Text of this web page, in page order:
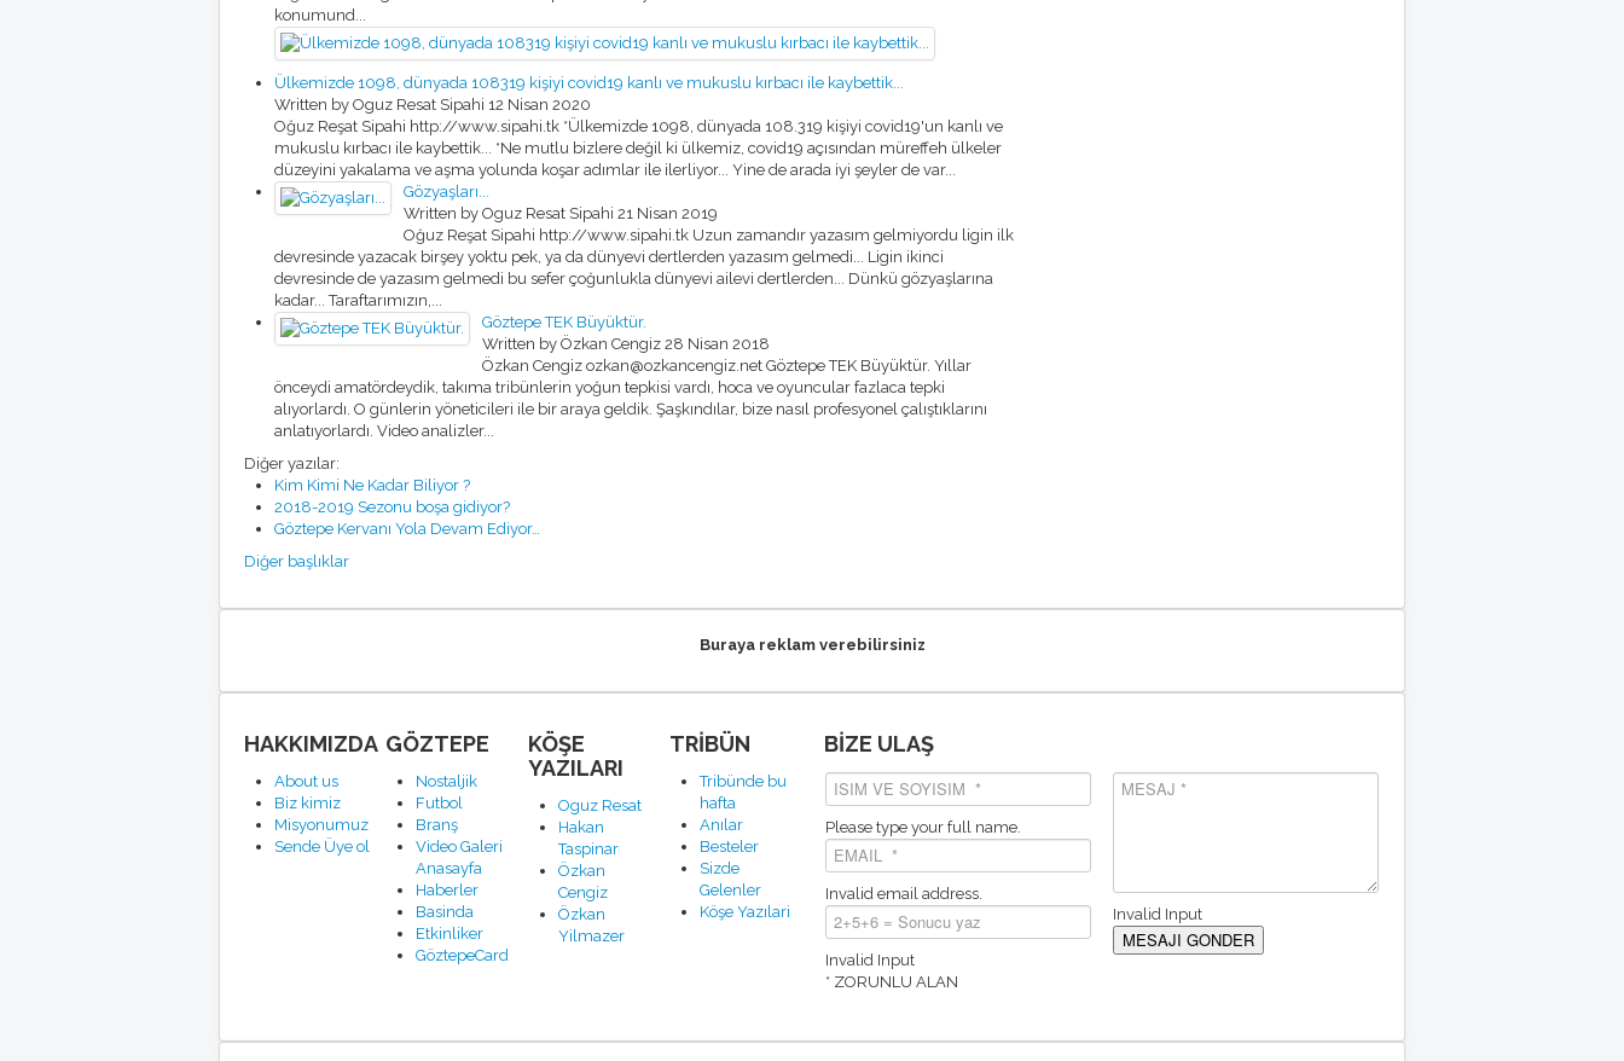
konumund...
Ülkemizde 1098, dünyada 108319 kişiyi covid19 kanlı ve mukuslu kırbacı ile kaybettik...
Written by Oguz Resat Sipahi 12 Nisan 2020
Oğuz Reşat Sipahi http://www.sipahi.tk *Ülkemizde 1098, dünyada 108.319 kişiyi covid19'un kanlı ve
mukuslu kırbacı ile kaybettik... *Ne mutlu bizlere değil ki ülkemiz, covid19 açısından müreffeh ülkeler
düzeyini yakalama ve aşma yolunda koşar adımlar ile ilerliyor... Yine de arada iyi şeyler de var...
Gözyaşları...
Written by Oguz Resat Sipahi 21 Nisan 2019
Oğuz Reşat Sipahi http://www.sipahi.tk Uzun zamandır yazasım gelmiyordu ligin ilk
devresinde yazacak birşey yoktu pek, ya da dünyevi dertlerden yazasım gelmedi... Ligin ikinci
devresinde de yazasım gelmedi bu sefer çoğunlukla dünyevi ailevi dertlerden... Dünkü gözyaşlarına
kadar... Taraftarımızın,...
Göztepe TEK Büyüktür.
Written by Özkan Cengiz 28 Nisan 2018
Özkan Cengiz ozkan@ozkancengiz.net Göztepe TEK Büyüktür. Yıllar
önceydi amatördeydik, takıma tribünlerin yoğun tepkisi vardı, hoca ve oyuncular fazlaca tepki
alıyorlardı. O günlerin yöneticileri ile bir araya geldik. Şaşkındılar, bize nasıl profesyonel çalıştıklarını
anlatıyorlardı. Video analizler...
Diğer yazılar:
Kim Kimi Ne Kadar Biliyor ?
2018-2019 Sezonu boşa gidiyor?
Göztepe Kervanı Yola Devam Ediyor…
Diğer başlıklar
Buraya reklam verebilirsiniz
HAKKIMIZDA
About us
Biz kimiz
Misyonumuz
Sende Üye ol
GÖZTEPE
Nostaljik
Futbol
Branş
Video Galeri
Anasayfa
Haberler
Basinda
Etkinliker
GöztepeCard
KÖŞE
YAZILARI
Oguz Resat
Hakan
Taspinar
Özkan
Cengiz
Özkan
Yilmazer
TRİBÜN
Tribünde bu
hafta
Anılar
Besteler
Sizde
Gelenler
Köşe Yazılari
BİZE ULAŞ
Please type your full name.
Invalid email address.
Invalid Input
* ZORUNLU ALAN
Invalid Input